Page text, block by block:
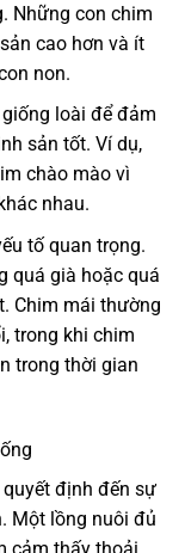
Những con chim
cao hơn và ít
non.
loài để đảm
sản tốt. Ví dụ,
chào mào vì
nhau.
tố quan trọng.
quá già hoặc quá
Chim mái thường
trong khi chim
trong thời gian
định đến sự
Một lồng nuôi đủ